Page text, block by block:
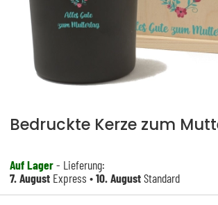
Bedruckte Kerze zum
Auf Lager- Lieferung:
7. August Express •10. AugustStandard